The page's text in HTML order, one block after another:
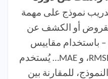
نموذج على مهمة
أو الكشف عن
– باستخدام مقاييس
مثل الدقة، والاسترجاع، و RMSE، و MAE… يُستخدم
للمقارنة بين